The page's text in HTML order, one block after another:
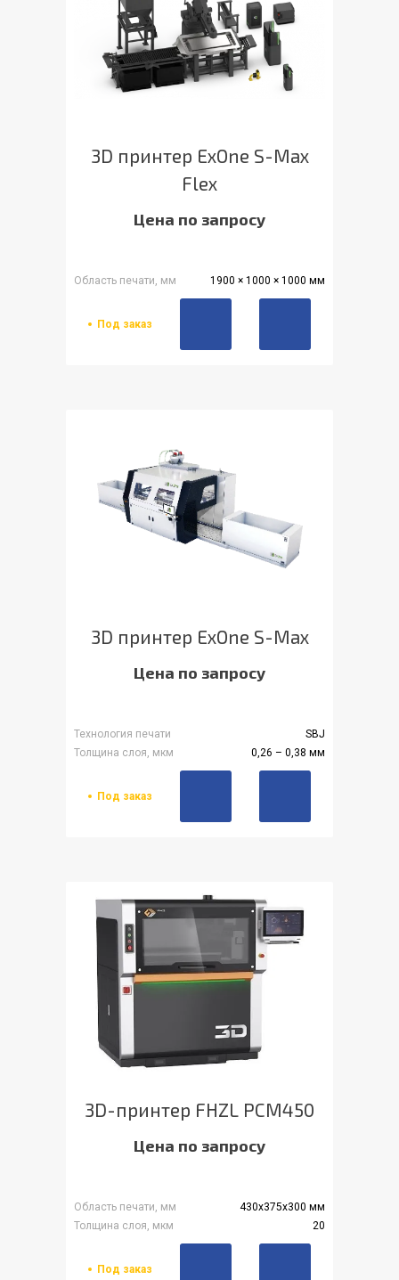
3D принтер ExOne S-Max
Flex
Цена по запросу
Область печати, мм 1900 × 1000 × 1000 мм
Под заказ
3D принтер ExOne S-Max
Цена по запросу
Технология печати
SBJ
Толщина слоя, мкм
0,26 – 0,38 мм
Под заказ
3D-принтер FHZL PCM450
Цена по запросу
Область печати, мм
430х375х300 мм
Толщина слоя, мкм
20
Под заказ